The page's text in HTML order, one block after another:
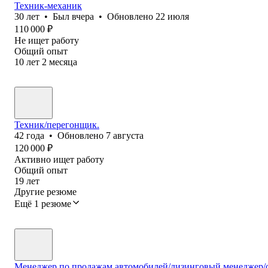
Техник-механик
30 лет • Был вчера • Обновлено 22 июля
110 000 ₽
Не ищет работу
Общий опыт
10 лет 2 месяца
Техник/перегонщик.
42 года • Обновлено 7 августа
120 000 ₽
Активно ищет работу
Общий опыт
19 лет
Другие резюме
Ещё 1 резюме